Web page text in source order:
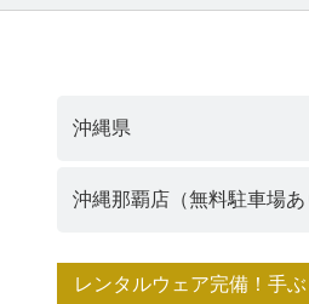
レンタルウェア完備！手ぶ